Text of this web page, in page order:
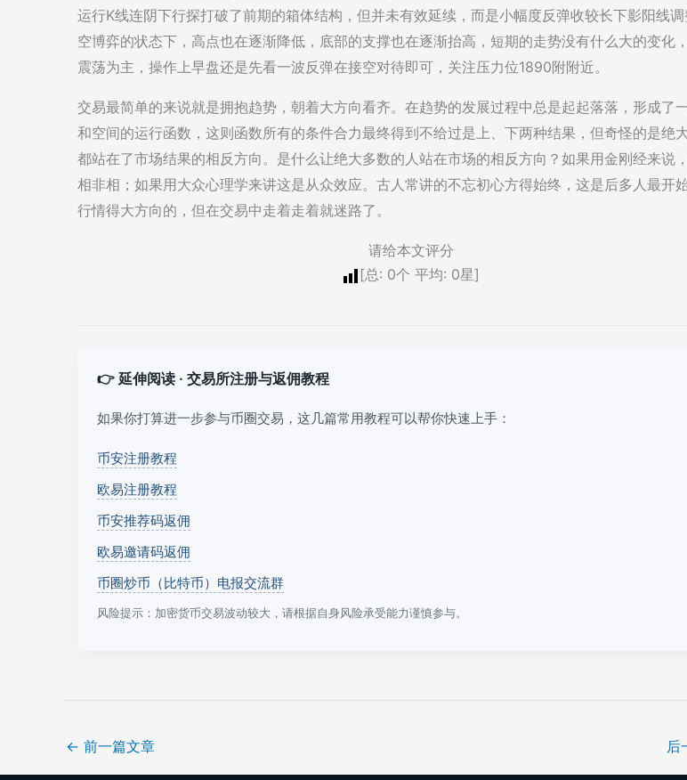
运行K线连阴下行探打破了前期的箱体结构，但并未有效延续，而是小幅度反弹收较长下影阳线调
空博弈的状态下，高点也在逐渐降低，底部的支撑也在逐渐抬高，短期的走势没有什么大的变化
震荡为主，操作上早盘还是先看一波反弹在接空对待即可，关注压力位1890附附近。
交易最简单的来说就是拥抱趋势，朝着大方向看齐。在趋势的发展过程中总是起起落落，形成了
和空间的运行函数，这则函数所有的条件合力最终得到不给过是上、下两种结果，但奇怪的是绝
都站在了市场结果的相反方向。是什么让绝大多数的人站在市场的相反方向？如果用金刚经来说
相非相；如果用大众心理学来讲这是从众效应。古人常讲的不忘初心方得始终，这是后多人最开
行情得大方向的，但在交易中走着走着就迷路了。
请给本文评分
[总: 0个 平均: 0星]
👉 延伸阅读 · 交易所注册与返佣教程
如果你打算进一步参与币圈交易，这几篇常用教程可以帮你快速上手：
币安注册教程
欧易注册教程
币安推荐码返佣
欧易邀请码返佣
币圈炒币（比特币）电报交流群
风险提示：加密货币交易波动较大，请根据自身风险承受能力谨慎参与。
← 前一篇文章 后